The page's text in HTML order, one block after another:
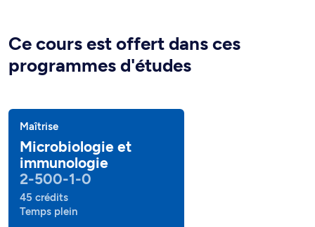
Ce cours est offert dans ces
programmes d'études
Maîtrise
Microbiologie et
immunologie
2-500-1-0
45 crédits
Temps plein